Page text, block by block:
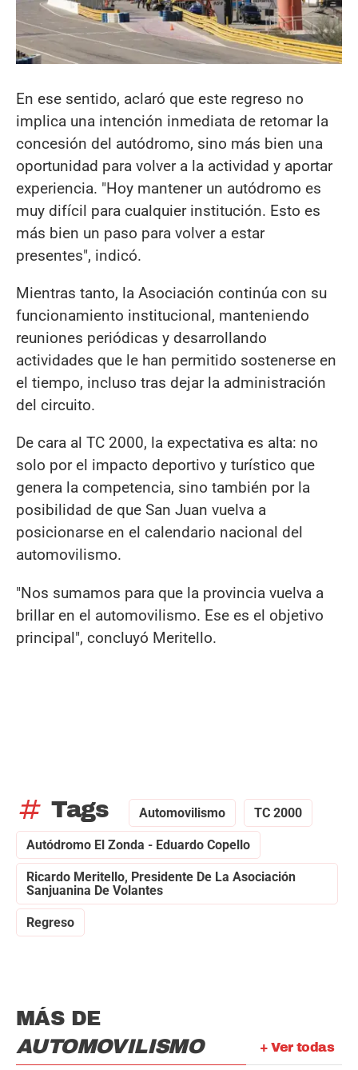
En ese sentido, aclaró que este regreso no
implica una intención inmediata de retomar la
concesión del autódromo, sino más bien una
oportunidad para volver a la actividad y aportar
experiencia. "Hoy mantener un autódromo es
muy difícil para cualquier institución. Esto es
más bien un paso para volver a estar
presentes", indicó.
Mientras tanto, la Asociación continúa con su
funcionamiento institucional, manteniendo
reuniones periódicas y desarrollando
actividades que le han permitido sostenerse en
el tiempo, incluso tras dejar la administración
del circuito.
De cara al TC 2000, la expectativa es alta: no
solo por el impacto deportivo y turístico que
genera la competencia, sino también por la
posibilidad de que San Juan vuelva a
posicionarse en el calendario nacional del
automovilismo.
"Nos sumamos para que la provincia vuelva a
brillar en el automovilismo. Ese es el objetivo
principal", concluyó Meritello.
tag Tags Automovilismo TC 2000
Autódromo El Zonda - Eduardo Copello
Ricardo Meritello, Presidente De La Asociación
Sanjuanina De Volantes
Regreso
+ Ver todas
MÁS DE
AUTOMOVILISMO